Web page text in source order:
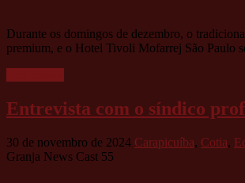
Durante os domingos de dezembro, o
premium, e o Hotel Tivoli Mofarrej São Paulo
Entrevista com o síndico
30 de novembro de 2024 Carapicuíba, Cotia,
Granja News Cast 55